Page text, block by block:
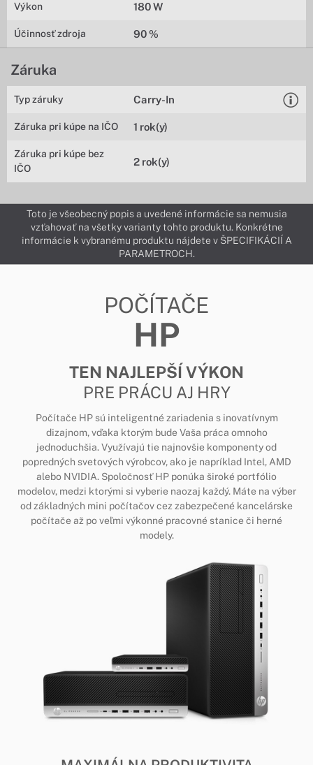
Výkon 180 W
Účinnosť zdroja 90 %
Záruka
Typ záruky Carry-In
Záruka pri kúpe na IČO 1 rok(y)
Záruka pri kúpe bez
IČO
2 rok(y)
Toto je všeobecný popis a uvedené informácie sa nemusia
vzťahovať na všetky varianty tohto produktu. Konkrétne
informácie k vybranému produktu nájdete v ŠPECIFIKÁCIÍ A
PARAMETROCH.
POČÍTAČE
HP
TEN NAJLEPŠÍ VÝKON
PRE PRÁCU AJ HRY
Počítače HP sú inteligentné zariadenia s inovatívnym
dizajnom, vďaka ktorým bude Vaša práca omnoho
jednoduchšia. Využívajú tie najnovšie komponenty od
popredných svetových výrobcov, ako je napríklad Intel, AMD
alebo NVIDIA. Spoločnosť HP ponúka široké portfólio
modelov, medzi ktorými si vyberie naozaj každý. Máte na výber
od základných mini počítačov cez zabezpečené kancelárske
počítače až po veľmi výkonné pracovné stanice či herné
modely.